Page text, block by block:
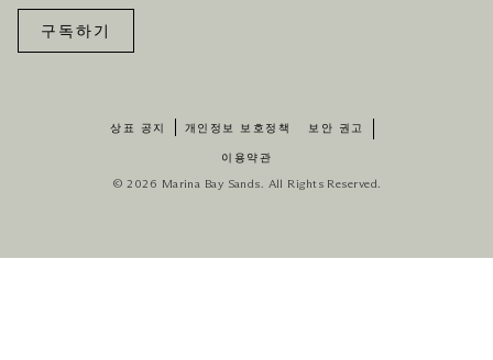
구독하기
상표 공지 개인정보 보호정책 보안 권고
이용약관
© 2026 Marina Bay Sands. All Rights Reserved.